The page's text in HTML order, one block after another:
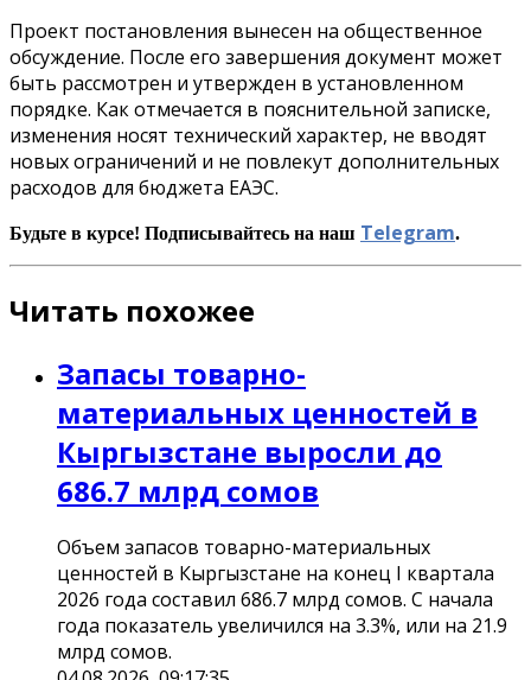
Проект постановления вынесен на общественное
обсуждение. После его завершения документ может
быть рассмотрен и утвержден в установленном
порядке. Как отмечается в пояснительной записке,
изменения носят технический характер, не вводят
новых ограничений и не повлекут дополнительных
расходов для бюджета ЕАЭС.
Будьте в курсе! Подписывайтесь на наш Telegram.
Читать похожее
Запасы товарно-
материальных ценностей в
Кыргызстане выросли до
686.7 млрд сомов
Объем запасов товарно-материальных
ценностей в Кыргызстане на конец I квартала
2026 года составил 686.7 млрд сомов. С начала
года показатель увеличился на 3.3%, или на 21.9
млрд сомов.